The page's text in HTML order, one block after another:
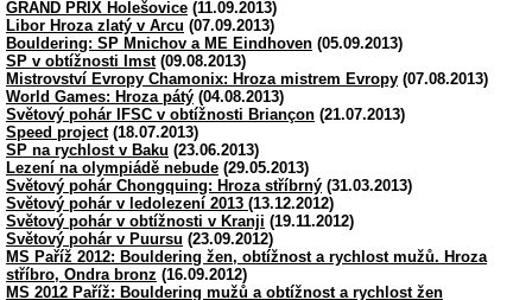
GRAND PRIX Holešovice (11.09.2013)
Libor Hroza zlatý v Arcu (07.09.2013)
Bouldering: SP Mnichov a ME Eindhoven (05.09.2013)
SP v obtížnosti Imst(09.08.2013)
Mistrovství Evropy Chamonix: Hroza mistrem Evropy (07.08.2013)
World Games: Hroza pátý (04.08.2013)
Světový pohár IFSC v obtížnosti Briançon (21.07.2013)
Speed project(18.07.2013)
SP na rychlost v Baku (23.06.2013)
Lezení na olympiádě nebude (29.05.2013)
Světový pohár Chongquing: Hroza stříbrný (31.03.2013)
Světový pohár v ledolezení 2013 (13.12.2012)
Světový pohár v obtížnosti v Kranji (19.11.2012)
Světový pohár v Puursu (23.09.2012)
MS Paříž 2012: Bouldering žen, obtížnost a rychlost mužů. Hroza
stříbro, Ondra bronz (16.09.2012)
MS 2012 Paříž: Bouldering mužů a obtížnost a rychlost žen